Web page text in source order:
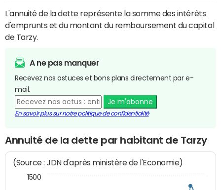
L'annuité de la dette représente la somme des intérêts
d'emprunts et du montant du remboursement du capital
de Tarzy.
A ne pas manquer
Recevez nos astuces et bons plans directement par e-
mail.
Je m'abonne
En savoir plus sur notre politique de confidentialité
Annuité de la dette par habitant de Tarzy
(Source : JDN d'après ministère de l'Economie)
1500